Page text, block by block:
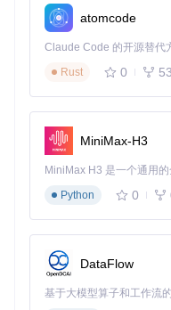
前激活标签页工作
options_ui: 定义选
界面符合Chrome设计
接打开逻辑
linkclump.js
图2：Linkclump的交互
三、使用配置指南
3.1 关键参数调试技巧
atomcode
Rust
0
MiniMax-H3
Python
0
DataFlow
基于大模型算子和工作流